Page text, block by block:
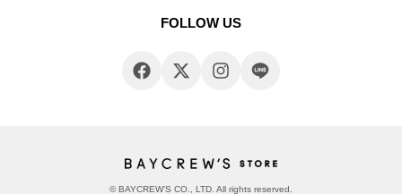
FOLLOW US
© BAYCREW’S CO., LTD. All rights reserved.